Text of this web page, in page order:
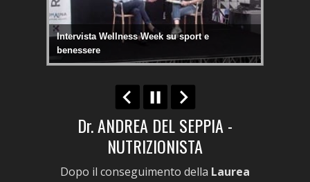
Intervista Wellness Week su sport e
benessere
Dr. ANDREA DEL SEPPIA -
NUTRIZIONISTA
Dopo il conseguimento della Laurea